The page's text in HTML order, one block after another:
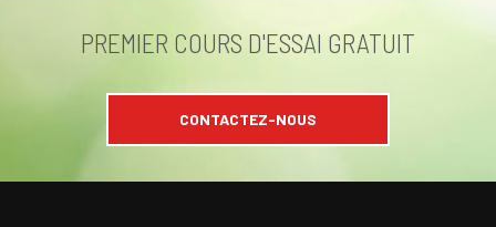
PREMIER COURS D'ESSAI GRATUIT
CONTACTEZ-NOUS